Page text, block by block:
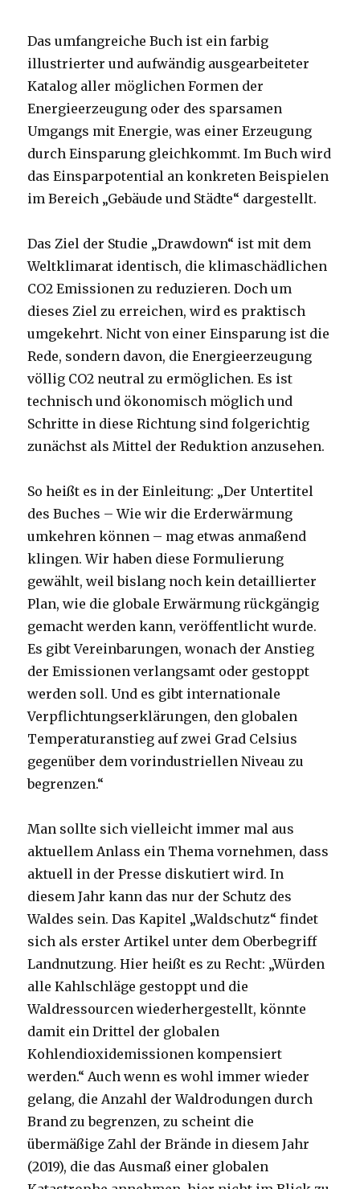
Das umfangreiche Buch ist ein farbig
illustrierter und aufwändig ausgearbeiteter
Katalog aller möglichen Formen der
Energieerzeugung oder des sparsamen
Umgangs mit Energie, was einer Erzeugung
durch Einsparung gleichkommt. Im Buch wird
das Einsparpotential an konkreten Beispielen
im Bereich „Gebäude und Städte“ dargestellt.
Das Ziel der Studie „Drawdown“ ist mit dem
Weltklimarat identisch, die klimaschädlichen
CO2 Emissionen zu reduzieren. Doch um
dieses Ziel zu erreichen, wird es praktisch
umgekehrt. Nicht von einer Einsparung ist die
Rede, sondern davon, die Energieerzeugung
völlig CO2 neutral zu ermöglichen. Es ist
technisch und ökonomisch möglich und
Schritte in diese Richtung sind folgerichtig
zunächst als Mittel der Reduktion anzusehen.
So heißt es in der Einleitung: „Der Untertitel
des Buches – Wie wir die Erderwärmung
umkehren können – mag etwas anmaßend
klingen. Wir haben diese Formulierung
gewählt, weil bislang noch kein detaillierter
Plan, wie die globale Erwärmung rückgängig
gemacht werden kann, veröffentlicht wurde.
Es gibt Vereinbarungen, wonach der Anstieg
der Emissionen verlangsamt oder gestoppt
werden soll. Und es gibt internationale
Verpflichtungserklärungen, den globalen
Temperaturanstieg auf zwei Grad Celsius
gegenüber dem vorindustriellen Niveau zu
begrenzen.“
Man sollte sich vielleicht immer mal aus
aktuellem Anlass ein Thema vornehmen, dass
aktuell in der Presse diskutiert wird. In
diesem Jahr kann das nur der Schutz des
Waldes sein. Das Kapitel „Waldschutz“ findet
sich als erster Artikel unter dem Oberbegriff
Landnutzung. Hier heißt es zu Recht: „Würden
alle Kahlschläge gestoppt und die
Waldressourcen wiederhergestellt, könnte
damit ein Drittel der globalen
Kohlendioxidemissionen kompensiert
werden.“ Auch wenn es wohl immer wieder
gelang, die Anzahl der Waldrodungen durch
Brand zu begrenzen, zu scheint die
übermäßige Zahl der Brände in diesem Jahr
(2019), die das Ausmaß einer globalen